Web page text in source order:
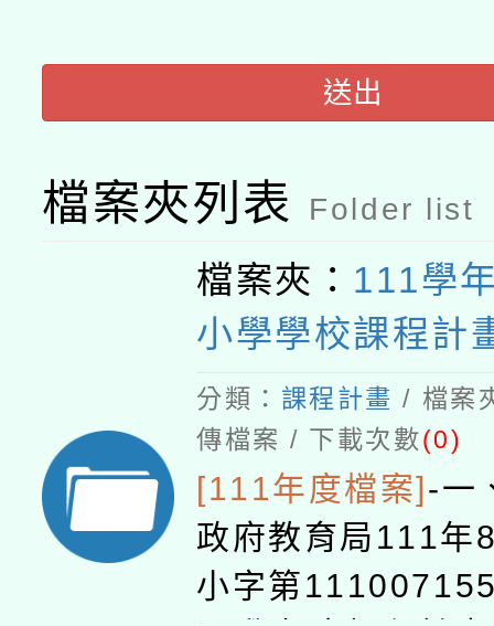
業技術研究院辦理「
動」
115年8月22日(星期六
開 智慧啟航」
送出
檔案夾列表 Folder list
檔案夾： 111學
小學學校課程計
分類： 課程計畫 / 檔案
傳檔案 / 下載次數(0)
[111年度檔案] -一
政府教育局111年
小字第